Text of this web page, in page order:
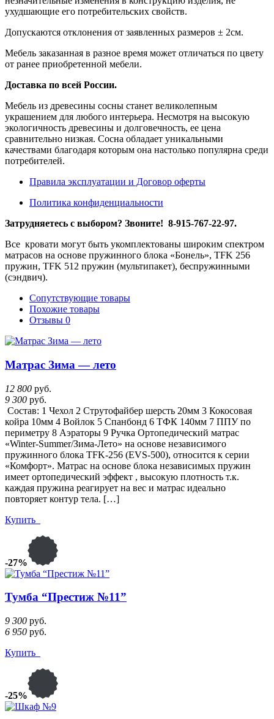
ухудшающие его потребительских свойств.
Допускаются отклонения от заявленных размеров ± 2см.
Мебель заказанная в разное время может отличаться по цвету
от ранее приобретенной мебели.
Доставка по всей России.
Мебель из древесины сосны станет великолепным
украшением для любого интерьера. Несмотря на высокую
экологичность древесины и долговечность, ее цена
сравнительно низкая. Сосна обладает уникальными
качествами благодаря которым она настолько популярна среди
потребителей.
Правила эксплуатации и Договор оферты
Политика конфиденциальности
Затрудняетесь с выбором? Звоните! 8-915-767-22-97.
Все кровати могут быть укомплектованы широким спектром
матрасов на основе пружинного блока «Бонель», TFK 256
пружин, TFK 512 пружин (мультипакет), беспружинными
(сэндвич).
Сопутствующие товары
Похожие товары
Отзывы 0
Матрас Зима — лето
12 800 руб.
9 300 руб.
Состав: 1 Чехол 2 Струтофайбер шерсть 20мм 3 Кокосовая
койра 10мм 4 Войлок 5 Спанбонд 6 ТФК 140мм 7 ППУ по
периметру 8 Аэраторы 9 Ручка Ортопедический матрас
«Winter-Summer/Зима-Лето» на основе независимого
пружинного блока TFK-256 (EVS-500), относится к серии
«Комфорт». Матраc на основе блока независимых пружин
имеет ортопедический эффект , высокую плотность т.к.
каждая пружина реагирует на вес и матрас идеально
повторяет контур тела. […]
Купить
-27%
Тумба “Престиж №11”
9 300 руб.
6 950 руб.
Купить
-25%